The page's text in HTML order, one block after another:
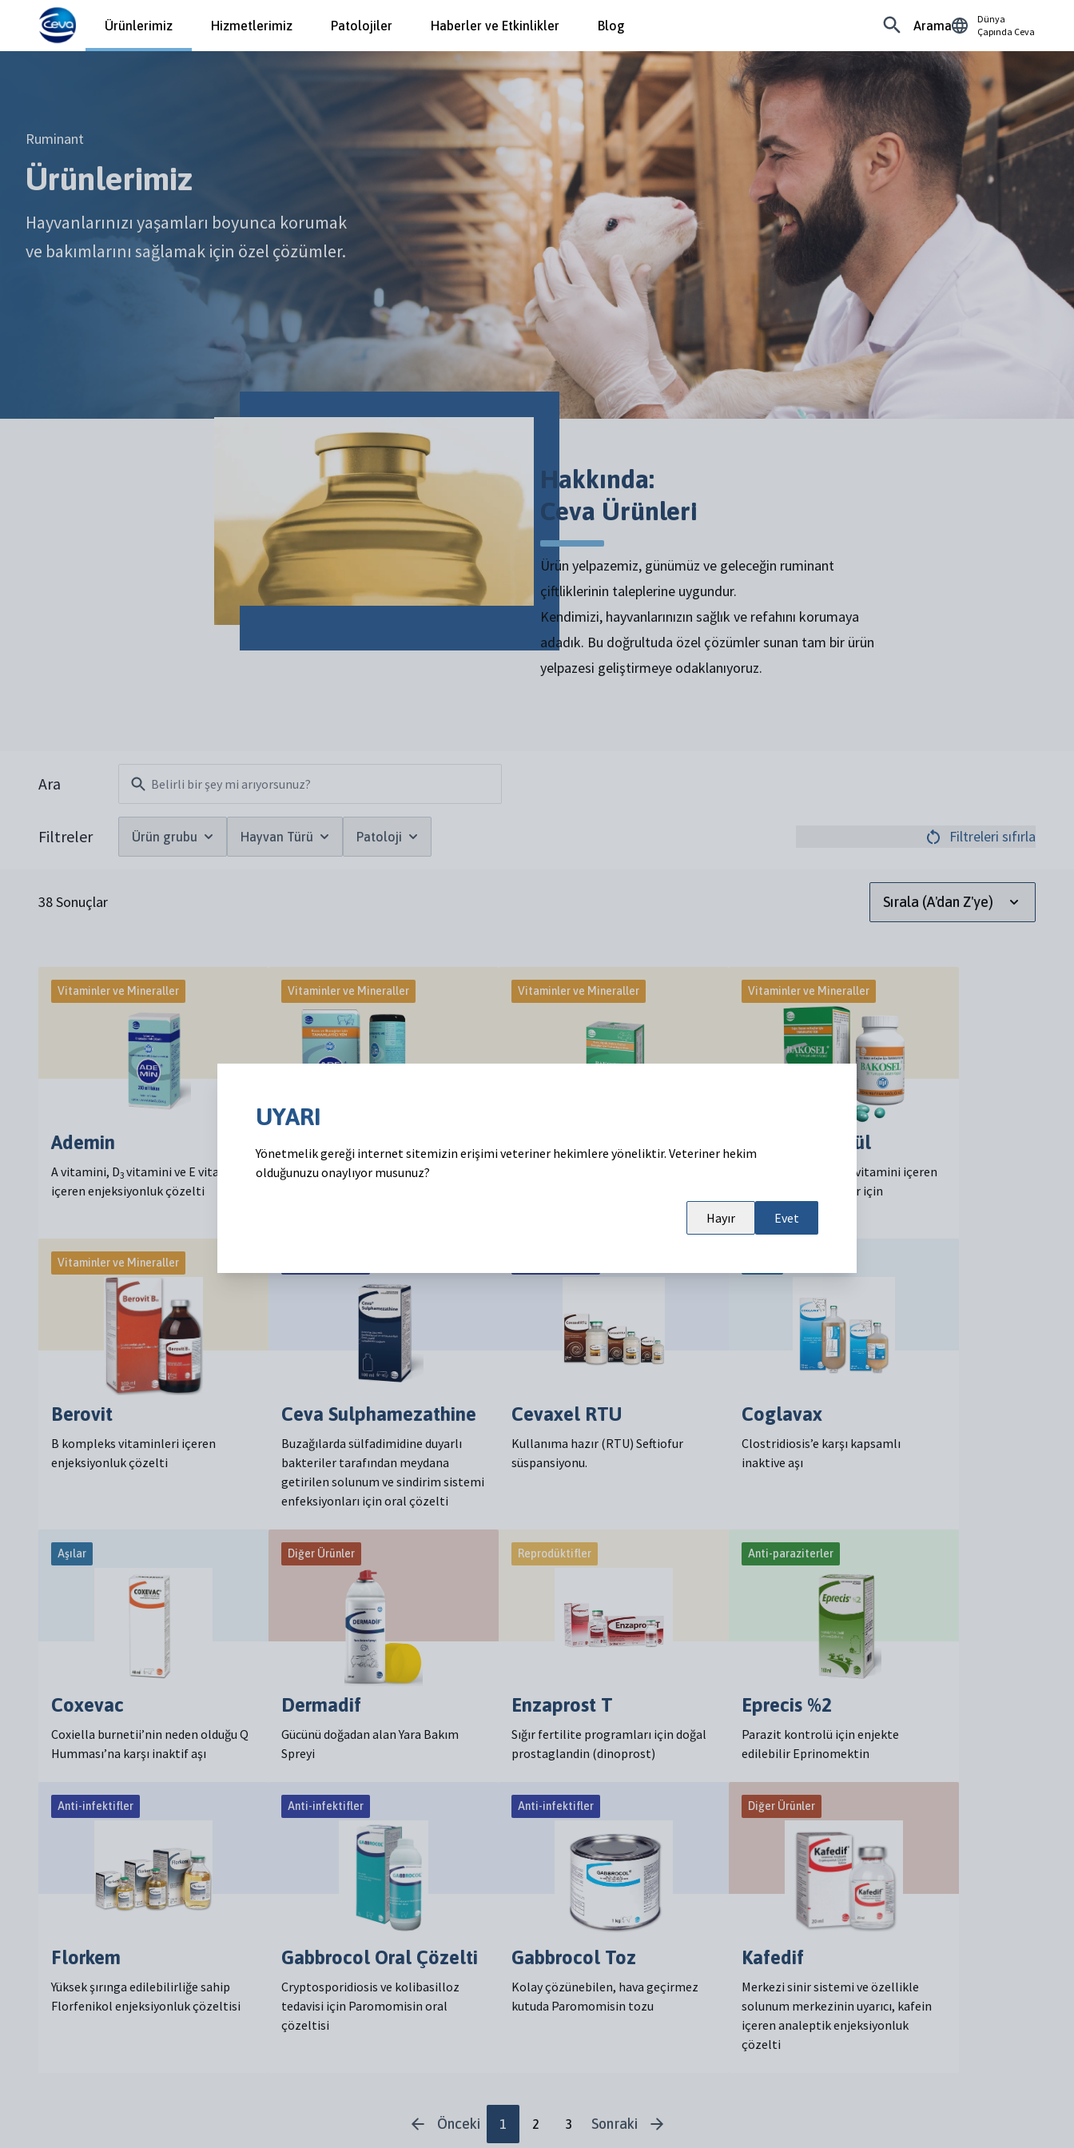
Ürünlerimiz Hizmetlerimiz Patolojiler Haberler ve Etkinlikler Blog Arama
Dünya
Çapında Ceva
Ruminant
Ürünlerimiz
Hayvanlarınızı yaşamları boyunca korumak
ve bakımlarını sağlamak için özel çözümler.
Hakkında:
Ceva Ürünleri
Ürün yelpazemiz, günümüz ve geleceğin ruminant
çiftliklerinin taleplerine uygundur.
Kendimizi, hayvanlarınızın sağlık ve refahını korumaya
adadık. Bu doğrultuda özel çözümler sunan tam bir ürün
yelpazesi geliştirmeye odaklanıyoruz.
Ara
Filtreleri sıfırla
Filtreler Ürün grubu Hayvan Türü Patoloji
38Sonuçlar Sırala (A'dan Z'ye)
Vitaminler ve Mineraller
Ademin
A vitamini, D3 vitamini ve E vitamini
içeren enjeksiyonluk çözelti
Vitaminler ve Mineraller
A vitamini, D3vitamini ve E vitamini
Vitaminler ve Mineraller Vitaminler ve Mineraller
Bakosel Kapsül
Bakır, Selenyum ve E vitamini içeren
Sığır, Koyun ve Keçiler için
tamamlayıcı yem
Vitaminler ve Mineraller
Berovit
B kompleks vitaminleri içeren
enjeksiyonluk çözelti
Ceva Sulphamezathine
Buzağılarda sülfadimidine duyarlı
bakteriler tarafından meydana
getirilen solunum ve sindirim sistemi
enfeksiyonları için oral çözelti
Cevaxel RTU
Kullanıma hazır (RTU) Seftiofur
süspansiyonu.
Coglavax
Clostridiosis’e karşı kapsamlı
inaktive aşı
Aşılar
Coxevac
Coxiella burnetii’nin neden olduğu Q
Humması’na karşı inaktif aşı
Diğer Ürünler
Dermadif
Gücünü doğadan alan Yara Bakım
Spreyi
Reprodüktifler
Enzaprost T
Sığır fertilite programları için doğal
prostaglandin (dinoprost)
Anti-paraziterler
Eprecis %2
Parazit kontrolü için enjekte
edilebilir Eprinomektin
Anti-infektifler
Florkem
Yüksek şırınga edilebilirliğe sahip
Florfenikol enjeksiyonluk çözeltisi
Anti-infektifler
Gabbrocol Oral Çözelti
Cryptosporidiosis ve kolibasilloz
tedavisi için Paromomisin oral
çözeltisi
Anti-infektifler
Gabbrocol Toz
Kolay çözünebilen, hava geçirmez
kutuda Paromomisin tozu
Diğer Ürünler
Kafedif
Merkezi sinir sistemi ve özellikle
solunum merkezinin uyarıcı, kafein
içeren analeptik enjeksiyonluk
çözelti
Önceki 1 2 3 Sonraki
UYARI
Yönetmelik gereği internet sitemizin erişimi veteriner hekimlere yöneliktir. Veteriner hekim
olduğunuzu onaylıyor musunuz?
Hayır Evet